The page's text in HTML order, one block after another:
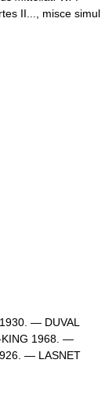
II..., misce simul
— DUVAL
1968. —
— LASNET